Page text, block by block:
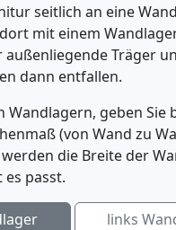
seitlich an eine
mit einem
außenliegende Träger
dann entfallen.
Wandlagern, geben Sie
(von Wand zu
die Breite der
passt.
links